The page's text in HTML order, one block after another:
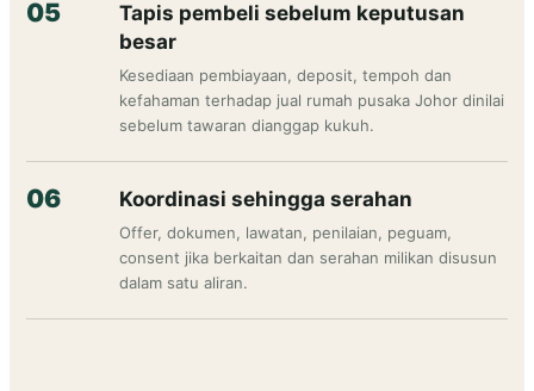
Tapis pembeli sebelum keputusan
besar
Kesediaan pembiayaan, deposit, tempoh dan
kefahaman terhadap jual rumah pusaka Johor dinilai
sebelum tawaran dianggap kukuh.
Koordinasi sehingga serahan
Offer, dokumen, lawatan, penilaian, peguam,
consent jika berkaitan dan serahan milikan disusun
dalam satu aliran.